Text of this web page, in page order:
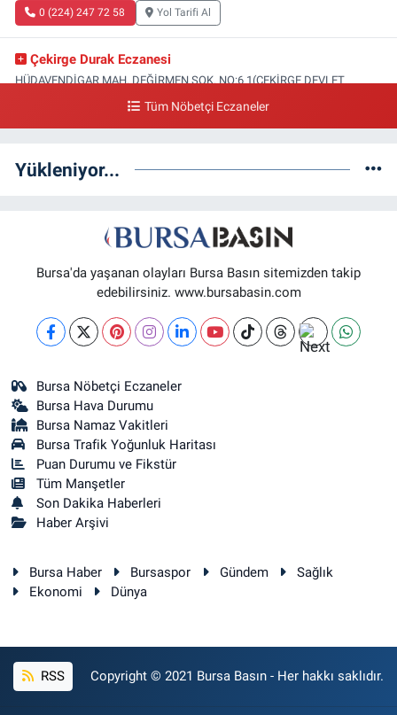
0 (224) 247 72 58 Yol Tarifi Al
Çekirge Durak Eczanesi
HÜDAVENDİGAR MAH. DEĞİRMEN SOK. NO:6 1(ÇEKİRGE DEVLET
Engin Eczanesi
0 (224) 232 04 02 Yol Tarifi Al
Altınoluk Eczanesi
BAŞARAN MAH. 3.BAŞARAN SOK. NO:4(BAŞARAN SAĞLIK OCAĞI YANI)
0 (224) 272 11 77 Yol Tarifi Al
ULU MAH. ULUBATLI HASAN BULVARI (ANKARA YOLU) NO:64 A(ÖZEL
ARİTMİ OSMANGAZİ HASTANESİ ACİL YANI)
0 (224) 251 33 44 Yol Tarifi Al
Tüm Nöbetçi Eczaneler
Yükleniyor...
Bursa'da yaşanan olayları Bursa Basın sitemizden takip
edebilirsiniz. www.bursabasin.com
Bursa Nöbetçi Eczaneler
Bursa Hava Durumu
Bursa Namaz Vakitleri
Bursa Trafik Yoğunluk Haritası
Puan Durumu ve Fikstür
Tüm Manşetler
Son Dakika Haberleri
Haber Arşivi
Bursa Haber Bursaspor Gündem
Sağlık
Ekonomi
Dünya
RSS Copyright © 2021 Bursa Basın - Her hakkı saklıdır.